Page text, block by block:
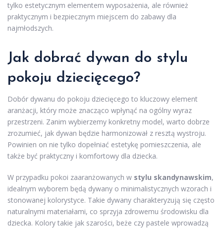
tylko estetycznym elementem wyposażenia, ale również
praktycznym i bezpiecznym miejscem do zabawy dla
najmłodszych.
Jak dobrać dywan do stylu
pokoju dziecięcego?
Dobór dywanu do pokoju dziecięcego to kluczowy element
aranżacji, który może znacząco wpłynąć na ogólny wyraz
przestrzeni. Zanim wybierzemy konkretny model, warto dobrze
zrozumieć, jak dywan będzie harmonizował z resztą wystroju.
Powinien on nie tylko dopełniać estetykę pomieszczenia, ale
także być praktyczny i komfortowy dla dziecka.
W przypadku pokoi zaaranżowanych w stylu skandynawskim,
idealnym wyborem będą dywany o minimalistycznych wzorach i
stonowanej kolorystyce. Takie dywany charakteryzują się często
naturalnymi materiałami, co sprzyja zdrowemu środowisku dla
dziecka. Kolory takie jak szarości, beże czy pastele wprowadzą